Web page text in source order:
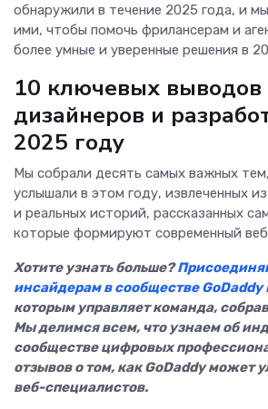
обнаружили в течение 2025 года, и
ими, чтобы помочь фрилансерам и
более умные и уверенные решения в
10 ключевых выводов
дизайнеров и
2025 году
Мы собрали десять самых важных
услышали в этом году, извлеченных
и реальных историй, рассказанных
которые формируют современный
Хотите узнать больше?
инсайдерам в сообществе GoDaddy
которым управляет команда,
Мы делимся всем, что узнаем об
сообществе цифровых
отзывов о том, как GoDaddy может
веб-специалистов.